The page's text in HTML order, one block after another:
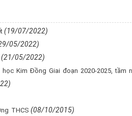
(19/07/2022)
05/2022)
(21/05/2022)
Kim Đồng Giai đoạn 2020-2025, tầm
THCS (08/10/2015)